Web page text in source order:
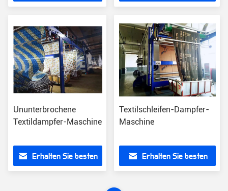
Ununterbrochene
Textildampfer-Maschine
Erhalten Sie besten
Textilschleifen-Dampfer-
Maschine
Erhalten Sie besten